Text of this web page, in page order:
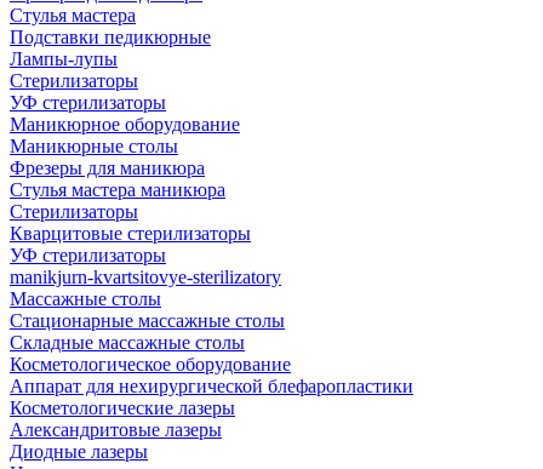
Стулья мастера
Подставки педикюрные
Лампы-лупы
Стерилизаторы
УФ стерилизаторы
Маникюрное оборудование
Маникюрные столы
Фрезеры для маникюра
Стулья мастера маникюра
Стерилизаторы
Кварцитовые стерилизаторы
УФ стерилизаторы
manikjurn-kvartsitovye-sterilizatory
Массажные столы
Стационарные массажные столы
Складные массажные столы
Косметологическое оборудование
Аппарат для нехирургической блефаропластики
Косметологические лазеры
Александритовые лазеры
Диодные лазеры